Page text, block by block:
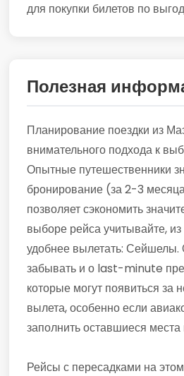
для покупки билетов по
Полезная
Планирование поездки из
внимательного подхода к
Опытные путешественники
бронирование (за 2-3
позволяет сэкономить
выборе рейса учитывайте, из
удобнее вылетать: Сейшелы.
забывать и о last-minute
которые могут появиться за
вылета, особенно если
заполнить оставшиеся места
Рейсы с пересадками на